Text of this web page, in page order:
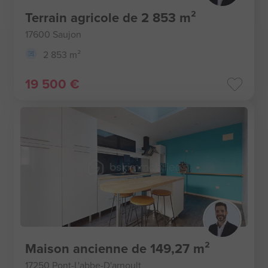
Terrain agricole de 2 853 m²
17600 Saujon
2 853 m²
19 500 €
Maison ancienne de 149,27 m²